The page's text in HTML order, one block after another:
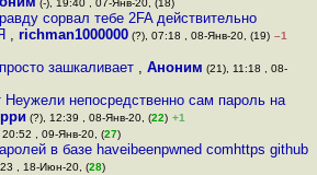
(-), 19:40 , 07-Янв-20, (18)
сорвал тебе 2FA действительно
, richman1000000(?), 07:18 , 08-Янв-20, (19) –1
зашкаливает ,Аноним (21), 11:18 , 08-
непосредственно сам пароль на
(?), 12:39 , 08-Янв-20, (22) +1
20:52 , 09-Янв-20, (27)
в базе haveibeenpwned comhttps github
, 18-Июн-20, (28)